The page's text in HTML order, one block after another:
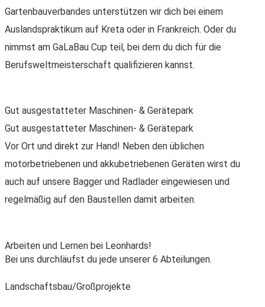
Gartenbauverbandes unterstützen wir dich bei einem
Auslandspraktikum auf Kreta oder in Frankreich. Oder du
nimmst am GaLaBau Cup teil, bei dem du dich für die
Berufsweltmeisterschaft qualifizieren kannst.
Gut ausgestatteter Maschinen- & Gerätepark
Gut ausgestatteter Maschinen- & Gerätepark
Vor Ort und direkt zur Hand! Neben den üblichen
motorbetriebenen und akkubetriebenen Geräten wirst du
auch auf unsere Bagger und Radlader eingewiesen und
regelmäßig auf den Baustellen damit arbeiten.
Arbeiten und Lernen bei Leonhards!
Bei uns durchläufst du jede unserer 6 Abteilungen.
Landschaftsbau/Großprojekte